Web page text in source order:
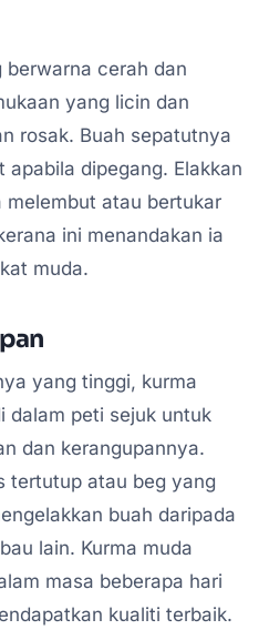
berwarna cerah dan
yang licin dan
rosak. Buah sepatutnya
dipegang. Elakkan
melembut atau bertukar
ini menandakan ia
muda.
yang tinggi, kurma
dalam peti sejuk untuk
dan kerangupannya.
tertutup atau beg yang
buah daripada
lain. Kurma muda
masa beberapa hari
kualiti terbaik.